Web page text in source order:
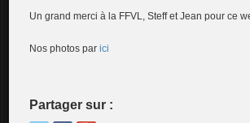
Un grand merci à la FFVL, Steff et Jean pour ce
Nos photos parici
Partager sur :